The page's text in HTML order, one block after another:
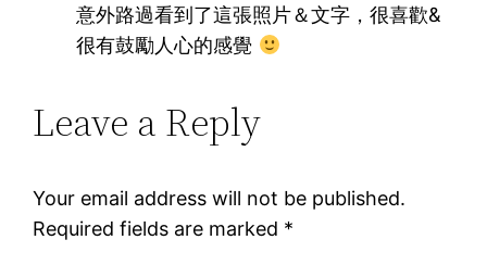
意外路過看到了這張照片＆文字，很喜歡&
很有鼓勵人心的感覺
Leave a Reply
Your email address will not be published.
Required fields are marked *